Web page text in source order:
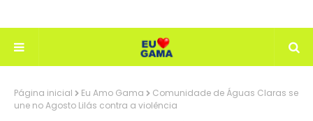
Página inicial Eu Amo Gama
Comunidade de Águas Claras se
une no Agosto Lilás contra a violência